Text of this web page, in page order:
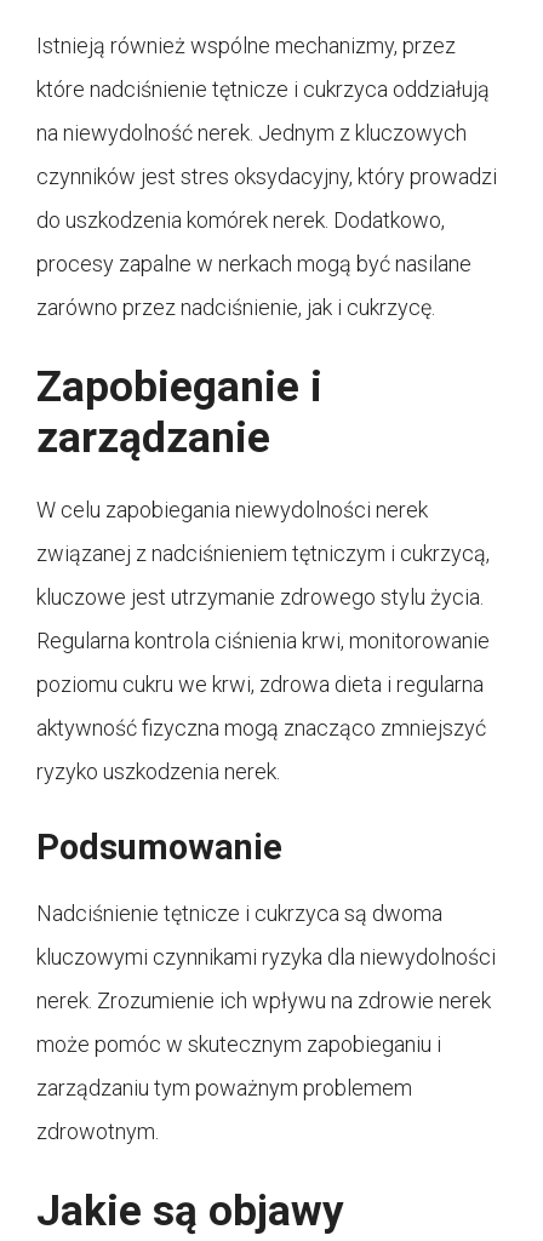
Istnieją również wspólne mechanizmy, przez
które nadciśnienie tętnicze i cukrzyca oddziałują
na niewydolność nerek. Jednym z kluczowych
czynników jest stres oksydacyjny, który prowadzi
do uszkodzenia komórek nerek. Dodatkowo,
procesy zapalne w nerkach mogą być nasilane
zarówno przez nadciśnienie, jak i cukrzycę.
Zapobieganie i
zarządzanie
W celu zapobiegania niewydolności nerek
związanej z nadciśnieniem tętniczym i cukrzycą,
kluczowe jest utrzymanie zdrowego stylu życia.
Regularna kontrola ciśnienia krwi, monitorowanie
poziomu cukru we krwi, zdrowa dieta i regularna
aktywność fizyczna mogą znacząco zmniejszyć
ryzyko uszkodzenia nerek.
Podsumowanie
Nadciśnienie tętnicze i cukrzyca są dwoma
kluczowymi czynnikami ryzyka dla niewydolności
nerek. Zrozumienie ich wpływu na zdrowie nerek
może pomóc w skutecznym zapobieganiu i
zarządzaniu tym poważnym problemem
zdrowotnym.
Jakie są objawy